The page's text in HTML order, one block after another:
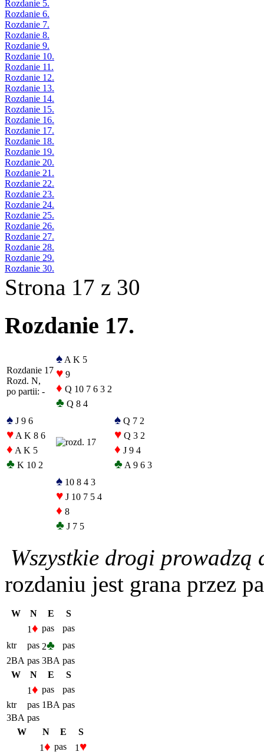
Rozdanie 5.
Rozdanie 6.
Rozdanie 7.
Rozdanie 8.
Rozdanie 9.
Rozdanie 10.
Rozdanie 11.
Rozdanie 12.
Rozdanie 13.
Rozdanie 14.
Rozdanie 15.
Rozdanie 16.
Rozdanie 17.
Rozdanie 18.
Rozdanie 19.
Rozdanie 20.
Rozdanie 21.
Rozdanie 22.
Rozdanie 23.
Rozdanie 24.
Rozdanie 25.
Rozdanie 26.
Rozdanie 27.
Rozdanie 28.
Rozdanie 29.
Rozdanie 30.
Strona 17 z 30
Rozdanie 17.
Rozdanie 17
Rozd. N,
po partii: -
♠ A K 5
♥ 9
♦ Q 10 7 6 3 2
♣ Q 8 4
♠ J 9 6
♥ A K 8 6
♦ A K 5
♣ K 10 2
♠ Q 7 2
♥ Q 3 2
♦ J 9 4
♣ A 9 6 3
♠ 10 8 4 3
♥ J 10 7 5 4
♦ 8
♣ J 7 5
Wszystkie drogi prowadzą
rozdaniu jest grana przez
W N E
S
1♦ pas
pas
ktr
pas 2♣
pas
2BA pas 3BA pas
W
N E
S
1♦ pas
pas
ktr
pas 1BA pas
3BA pas
W
N E
S
1♦ pas 1 ♥